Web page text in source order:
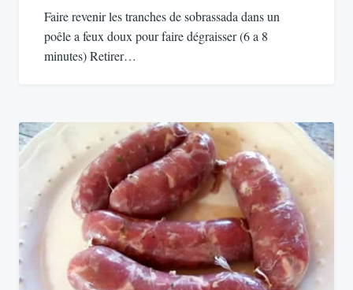
Faire revenir les tranches de sobrassada dans un
poêle a feux doux pour faire dégraisser (6 a 8
minutes) Retirer…